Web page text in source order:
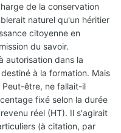
de la conservation
naturel qu'un héritier
citoyenne en
du savoir.
autorisation dans la
à la formation. Mais
être, ne fallait-il
fixé selon la durée
réel (HT). Il s'agirait
(à citation, par